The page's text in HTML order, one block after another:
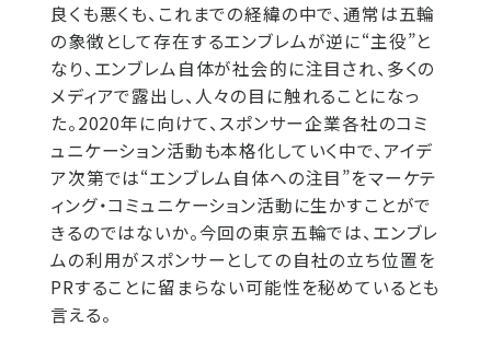
良くも悪くも、これまでの経緯の中で、通常は五輪
の象徴として存在するエンブレムが逆に“主役”と
なり、エンブレム自体が社会的に注目され、多くの
メディアで露出し、人々の目に触れることになっ
た。2020年に向けて、スポンサー企業各社のコミ
ュニケーション活動も本格化していく中で、アイデ
ア次第では“エンブレム自体への注目”をマーケテ
ィング・コミュニケーション活動に生かすことがで
きるのではないか。今回の東京五輪では、エンブレ
ムの利用がスポンサーとしての自社の立ち位置を
PRすることに留まらない可能性を秘めているとも
言える。